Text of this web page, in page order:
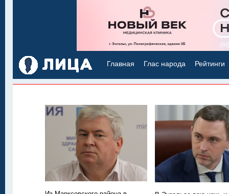
Главная Глас народа Рейтинги